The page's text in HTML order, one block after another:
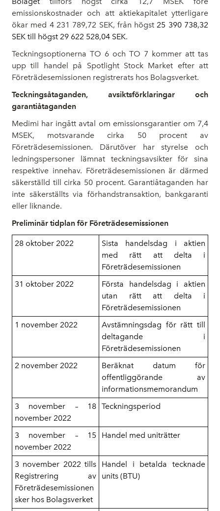
emissionskostnader och att aktiekapitalet ytterligare
ökar med 4 231 789,72 SEK, från högst25 390 738,32
SEK till högst 29 622 528,04 SEK.
Teckningsoptionerna TO 6 och TO 7 kommer att tas
upp till handel på Spotlight Stock Market efter att
Företrädesemissionen registrerats hos Bolagsverket.
Teckningsåtaganden, avsiktsförklaringar och
garantiåtaganden
Medimi har ingått avtal om emissionsgarantier om 7,4
MSEK, motsvarande cirka 50 procent av
Företrädesemissionen. Därutöver har styrelse och
ledningspersoner lämnat teckningsavsikter för sina
respektive innehav. Företrädesemissionen är därmed
säkerställd till cirka 50 procent. Garantiåtaganden har
inte säkerställts via förhandstransaktion, bankgaranti
eller liknande.
Preliminär tidplan för Företrädesemissionen
28 oktober 2022
Sista handelsdag i aktien
med rätt att delta i
Företrädesemissionen
31 oktober 2022
Första handelsdag i aktien
utan rätt att delta i
Företrädesemissionen
1 november 2022
Avstämningsdag för rätt till
deltagande i
Företrädesemissionen
2 november 2022
Beräknat datum för
offentliggörande av
informationsmemorandum
3 november – 18
november 2022
Teckningsperiod
3 november – 15
november 2022
Handel med uniträtter
3 november 2022 tills
Registrering av
Företrädesemissionen
sker hos Bolagsverket
Handel i betalda tecknade
units (BTU)